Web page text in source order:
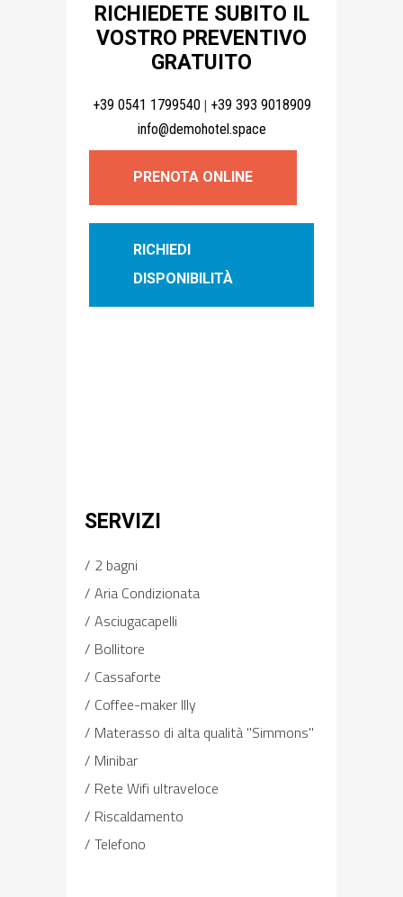
RICHIEDETE SUBITO IL
VOSTRO PREVENTIVO
GRATUITO
+39 0541 1799540 | +39 393 9018909
info@demohotel.space
PRENOTA ONLINE
RICHIEDI
DISPONIBILITÀ
SERVIZI
2 bagni
Aria Condizionata
Asciugacapelli
Bollitore
Cassaforte
Coffee-maker Illy
Materasso di alta qualità "Simmons"
Minibar
Rete Wifi ultraveloce
Riscaldamento
Telefono